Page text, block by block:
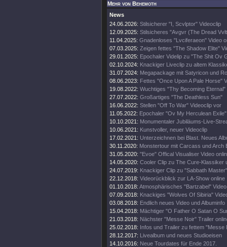
Mehr von Behemoth
News
24.06.2026: Stilsicherer "I, Scvlptor" Videoclip
12.09.2025: Stilsicheres "Avgvr (The Dread
11.04.2025: Gnadenloses "Lvciferaeon" Video
07.03.2025: Zeigen fettes "The Shadow Elite"
29.01.2025: Epochaler Videlip zu "The Shit Ov
02.10.2024: Knackiger Liveclip zu altem
31.07.2024: Megapackage mit Satyricon und
08.06.2023: Fettes "Once Upon A Pale Horse"
19.08.2022: Wuchtiges "Thy Becoming Eternal"
27.07.2022: Großartiges "The Deathless Sun"
16.06.2022: Stellen "Off To War" Videoclip vor
11.05.2022: Epochaler "Ov My Herculean
10.10.2021: Monumentaler Jubiläums-Live-
10.06.2021: Kunstvoller, neuer Videoclip
17.02.2021: Unterzeichnen bei Blast. Neues
30.11.2020: Monstertour mit Carcass und Arch
31.05.2020: "Evoe" Offical Visualiser Video
14.05.2020: Cooler Clip zu The Cure-Klassiker
24.07.2019: Knackiger Clip zu "Sabbath Master"
22.12.2018: Videorückblick zur LA-Show online
01.10.2018: Atmosphärisches "Bartzabel" Video
07.09.2018: Knackiges "Wolves Of Sibiria"
03.08.2018: Endlich neues Video und Albuminfo
15.04.2018: Mächtiger "O Father O Satan O
21.03.2018: Nächster "Messe Noir" Trailer
25.02.2018: Infos und Trailer zu fettem "Messe
28.12.2017: Livealbum und neues Studioeisen
14.10.2016: Neue Tourdates für Ende 2017.